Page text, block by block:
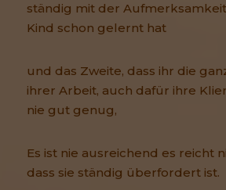
ständig mit der
Kind schon gelernt hat
und das Zweite, dass ihr die
ihrer Arbeit, auch dafür ihre
nie gut genug,
Es ist nie ausreichend es reicht
dass sie ständig überfordert ist.